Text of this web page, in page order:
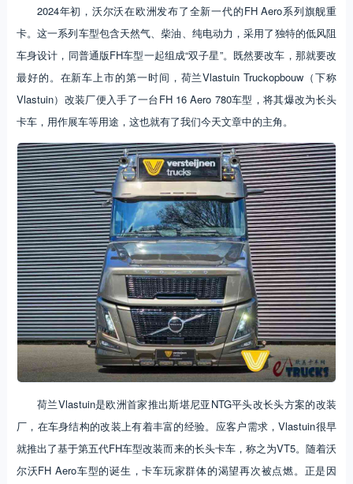
2024年初，沃尔沃在欧洲发布了全新一代的FH Aero系列旗舰重
卡。这一系列车型包含天然气、柴油、纯电动力，采用了独特的低风阻
车身设计，同普通版FH车型一起组成“双子星”。既然要改车，那就要改
最好的。在新车上市的第一时间，荷兰Vlastuin Truckopbouw（下称
Vlastuin）改装厂便入手了一台FH 16 Aero 780车型，将其爆改为长头
卡车，用作展车等用途，这也就有了我们今天文章中的主角。
荷兰Vlastuin是欧洲首家推出斯堪尼亚NTG平头改长头方案的改装
厂，在车身结构的改装上有着丰富的经验。应客户需求，Vlastuin很早
就推出了基于第五代FH车型改装而来的长头卡车，称之为VT5。随着沃
尔沃FH Aero车型的诞生，卡车玩家群体的渴望再次被点燃。正是因